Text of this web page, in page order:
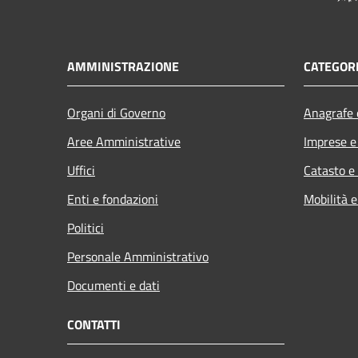
AMMINISTRAZIONE
Organi di Governo
Aree Amministrative
Uffici
Enti e fondazioni
Politici
Personale Amministrativo
Documenti e dati
Imprese
Catasto
Mobilità
CONTATTI